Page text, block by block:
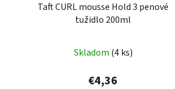
Taft CURL mousse Hold 3 penové
tužidlo 200ml
Skladom (4 ks)
€4,36